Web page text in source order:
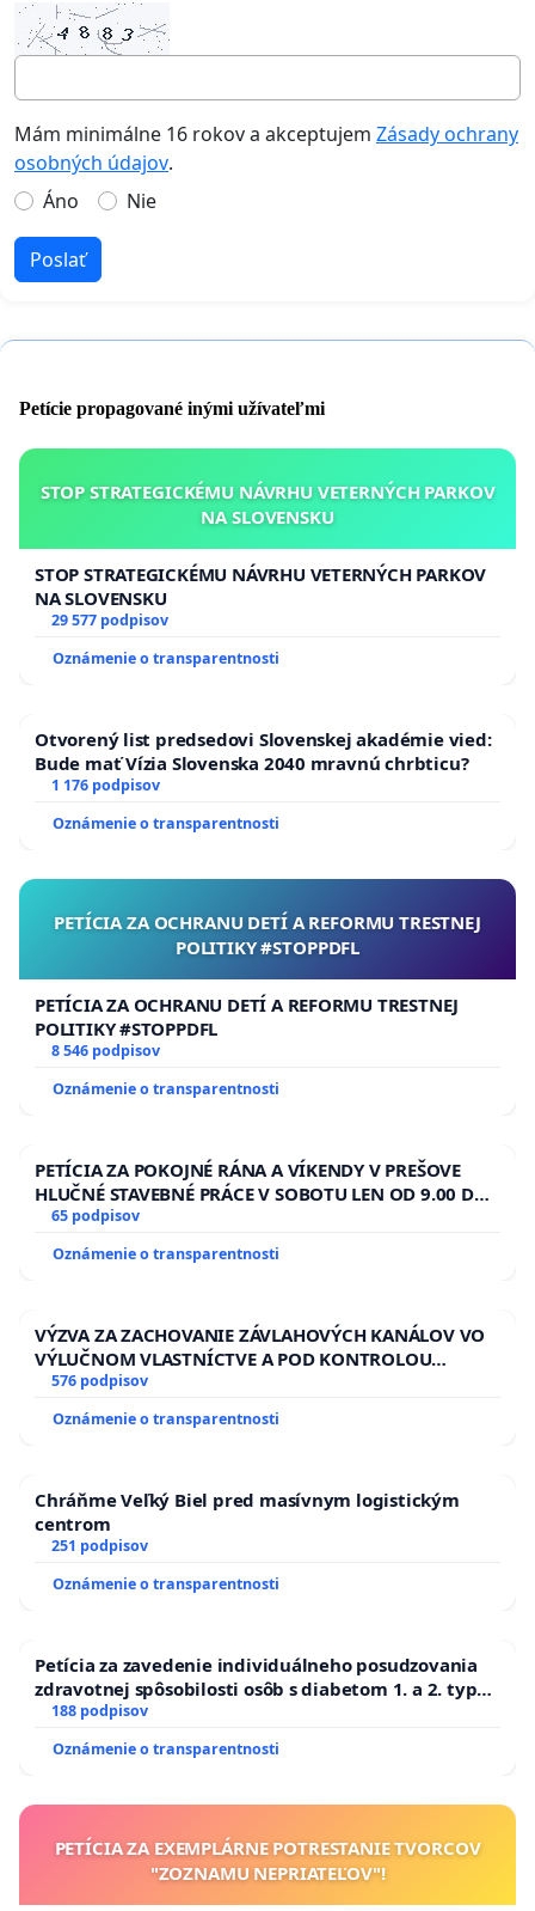
Mám minimálne 16 rokov a akceptujem Zásady ochrany
osobných údajov.
Áno
Nie
Poslať
Petície propagované inými užívateľmi
STOP STRATEGICKÉMU NÁVRHU VETERNÝCH PARKOV
NA SLOVENSKU
STOP STRATEGICKÉMU NÁVRHU VETERNÝCH PARKOV
NA SLOVENSKU
29 577 podpisov
Oznámenie o transparentnosti
Otvorený list predsedovi Slovenskej akadémie vied:
Bude mať Vízia Slovenska 2040 mravnú chrbticu?
1 176 podpisov
Oznámenie o transparentnosti
PETÍCIA ZA OCHRANU DETÍ A REFORMU TRESTNEJ
POLITIKY #STOPPDFL
PETÍCIA ZA OCHRANU DETÍ A REFORMU TRESTNEJ
POLITIKY #STOPPDFL
8 546 podpisov
Oznámenie o transparentnosti
PETÍCIA ZA POKOJNÉ RÁNA A VÍKENDY V PREŠOVE
HLUČNÉ STAVEBNÉ PRÁCE V SOBOTU LEN OD 9.00 DO
13.00 HOD., CEZ PRACOVNÝ TÝŽDEŇ CIEĽ 8.00 – 18.00
ĎUMBIERSKEJ/MAGU
65 podpisov
Oznámenie o transparentnosti
VÝZVA ZA ZACHOVANIE ZÁVLAHOVÝCH KANÁLOV VO
VÝLUČNOM VLASTNÍCTVE A POD KONTROLOU
SLOVENSKEJ REPUBLIKY & žiadosť na riešenie
kanálov na Slovensku
576 podpisov
Oznámenie o transparentnosti
Chráňme Veľký Biel pred masívnym logistickým
centrom
251 podpisov
Oznámenie o transparentnosti
Petícia za zavedenie individuálneho posudzovania
zdravotnej spôsobilosti osôb s diabetom 1. a 2. typu
pri prijímaní do Policajného zboru SR
188 podpisov
Oznámenie o transparentnosti
PETÍCIA ZA EXEMPLÁRNE POTRESTANIE TVORCOV
"ZOZNAMU NEPRIATEĽOV"!